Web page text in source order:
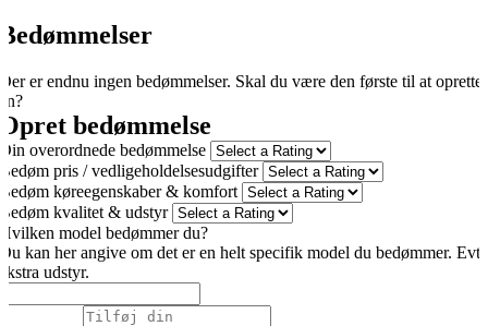
Bedømmelser
Der er endnu ingen bedømmelser. Skal du være den første til at oprette
én?
Opret bedømmelse
Din overordnede bedømmelse
Bedøm pris / vedligeholdelsesudgifter
Bedøm køreegenskaber & komfort
Bedøm kvalitet & udstyr
Hvilken model bedømmer du?
Du kan her angive om det er en helt specifik model du bedømmer. Evt
ekstra udstyr.